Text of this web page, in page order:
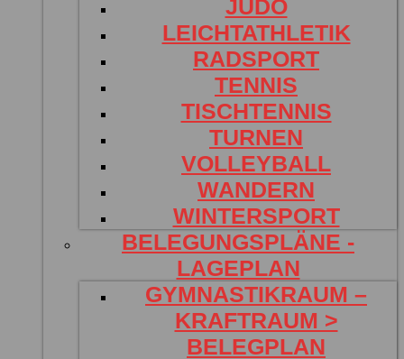
JUDO
LEICHTATHLETIK
RADSPORT
TENNIS
TISCHTENNIS
TURNEN
VOLLEYBALL
WANDERN
WINTERSPORT
BELEGUNGSPLÄNE -
LAGEPLAN
GYMNASTIKRAUM –
KRAFTRAUM >
BELEGPLAN